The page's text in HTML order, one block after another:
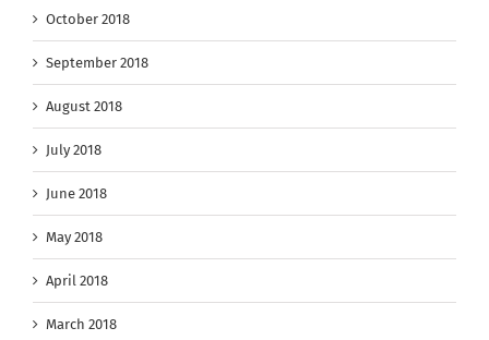
October 2018
September 2018
August 2018
July 2018
June 2018
May 2018
April 2018
March 2018